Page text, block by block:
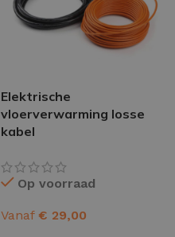
Elektrische
vloerverwarming losse
kabel
Op voorraad
Vanaf € 29,00